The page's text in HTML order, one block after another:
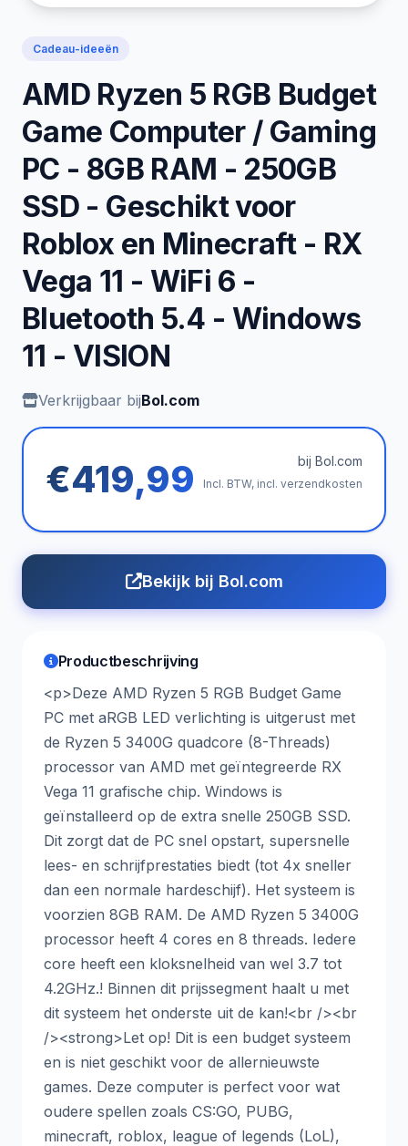
Cadeau-ideeën
AMD Ryzen 5 RGB Budget
Game Computer / Gaming
PC - 8GB RAM - 250GB
SSD - Geschikt voor
Roblox en Minecraft - RX
Vega 11 - WiFi 6 -
Bluetooth 5.4 - Windows
11 - VISION
Verkrijgbaar bijBol.com
€419,99 bij Bol.com
Incl. BTW, incl. verzendkosten
Bekijk bij Bol.com
Productbeschrijving
<p>Deze AMD Ryzen 5 RGB Budget Game
PC met aRGB LED verlichting is uitgerust met
de Ryzen 5 3400G quadcore (8-Threads)
processor van AMD met geïntegreerde RX
Vega 11 grafische chip. Windows is
geïnstalleerd op de extra snelle 250GB SSD.
Dit zorgt dat de PC snel opstart, supersnelle
lees- en schrijfprestaties biedt (tot 4x sneller
dan een normale hardeschijf). Het systeem is
voorzien 8GB RAM. De AMD Ryzen 5 3400G
processor heeft 4 cores en 8 threads. Iedere
core heeft een kloksnelheid van wel 3.7 tot
4.2GHz.! Binnen dit prijssegment haalt u met
dit systeem het onderste uit de kan!<br /><br
/><strong>Let op! Dit is een budget systeem
en is niet geschikt voor de allernieuwste
games. Deze computer is perfect voor wat
oudere spellen zoals CS:GO, PUBG,
minecraft, roblox, league of legends (LoL),